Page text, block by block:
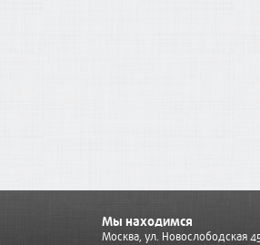
Мы находимся
Москва, ул. Новослободская